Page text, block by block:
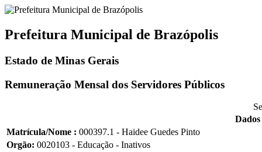
Prefeitura Municipal de Brazópolis
Estado de Minas Gerais
Remuneração Mensal dos Servidores Públicos
Matrícula/Nome : 000397.1 - Haidee Guedes Pinto
Orgão: 0020103 - Educação - Inativos